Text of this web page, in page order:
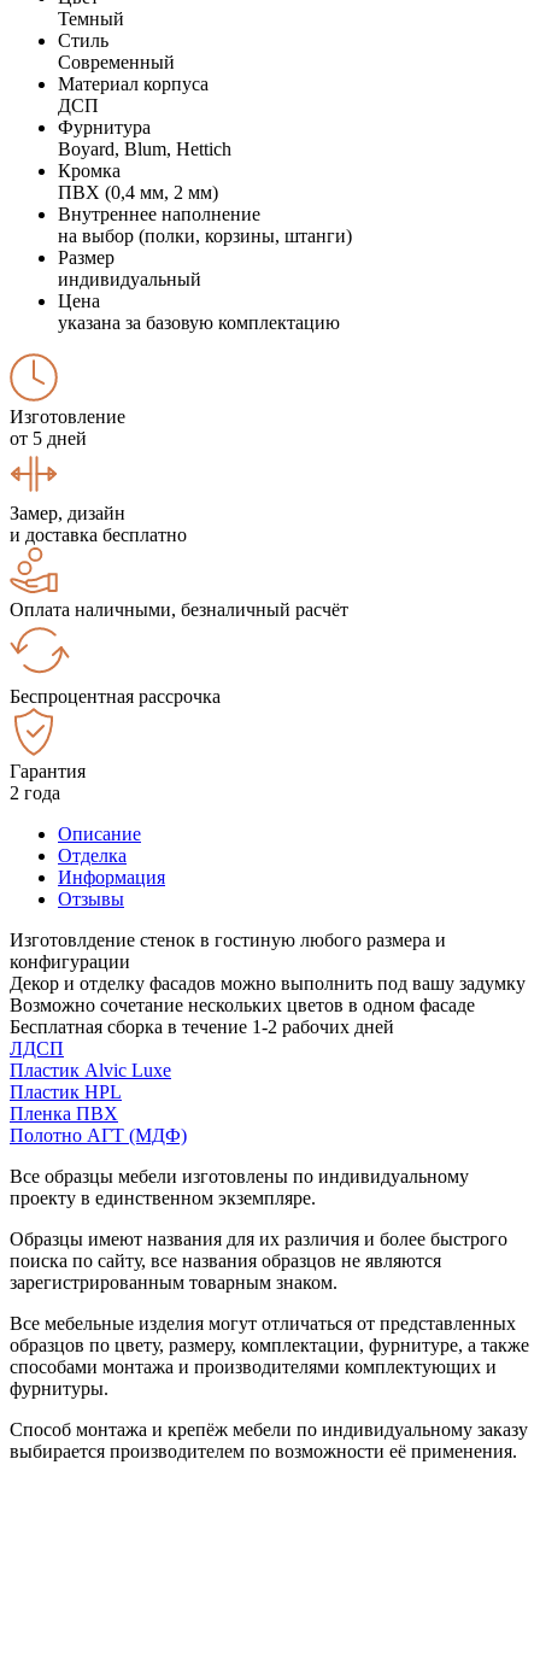
Темный
Стиль
Современный
Материал корпуса
ДСП
Фурнитура
Boyard, Blum, Hettich
Кромка
ПВХ (0,4 мм, 2 мм)
Внутреннее наполнение
на выбор (полки, корзины, штанги)
Размер
индивидуальный
Цена
указана за базовую комплектацию
Изготовление
от 5 дней
Замер, дизайн
и доставка бесплатно
Оплата наличными, безналичный расчёт
Беспроцентная рассрочка
Гарантия
2 года
Описание
Отделка
Информация
Отзывы
Изготовлдение стенок в гостиную любого размера и
конфигурации
Декор и отделку фасадов можно выполнить под вашу задумку
Возможно сочетание нескольких цветов в одном фасаде
Бесплатная сборка в течение 1-2 рабочих дней
ЛДСП
Пластик Alvic Luxe
Пластик HPL
Пленка ПВХ
Полотно АГТ (МДФ)
Все образцы мебели изготовлены по индивидуальному
проекту в единственном экземпляре.
Образцы имеют названия для их различия и более быстрого
поиска по сайту, все названия образцов не являются
зарегистрированным товарным знаком.
Все мебельные изделия могут отличаться от представленных
образцов по цвету, размеру, комплектации, фурнитуре, а также
способами монтажа и производителями комплектующих и
фурнитуры.
Способ монтажа и крепёж мебели по индивидуальному заказу
выбирается производителем по возможности её применения.